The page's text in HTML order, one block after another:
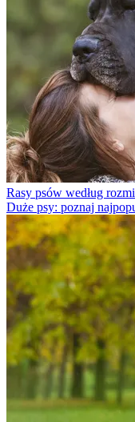
Rasy psów według
Duże psy: poznaj